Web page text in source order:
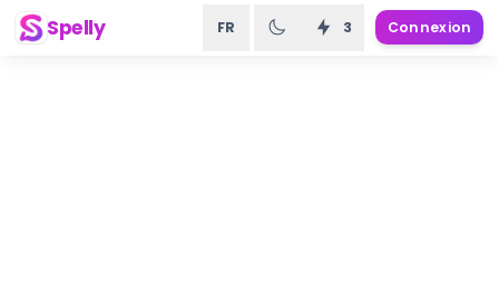
Spelly FR 3 Connexion